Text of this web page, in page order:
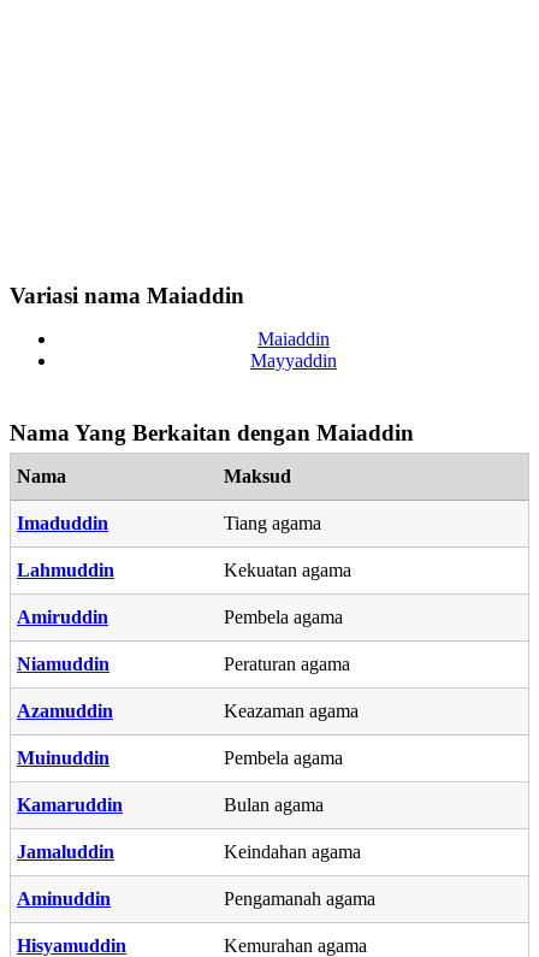
Variasi nama Maiaddin
Maiaddin
Mayyaddin
Nama Yang Berkaitan dengan Maiaddin
Nama Maksud
Imaduddin Tiang agama
Lahmuddin Kekuatan agama
Amiruddin Pembela agama
Niamuddin Peraturan agama
Azamuddin Keazaman agama
Muinuddin Pembela agama
Kamaruddin Bulan agama
Jamaluddin Keindahan agama
Aminuddin Pengamanah agama
Hisyamuddin Kemurahan agama